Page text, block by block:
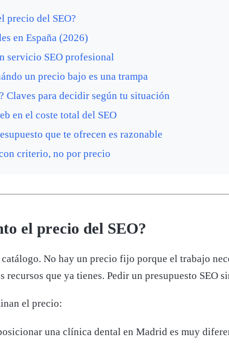
precio del SEO?
en España (2026)
servicio SEO profesional
un precio bajo es una trampa
Claves para decidir según tu situación
en el coste total del SEO
que te ofrecen es razonable
criterio, no por precio
el precio del SEO?
No hay un precio fijo porque el trabajo
que ya tienes. Pedir un presupuesto
el precio:
una clínica dental en Madrid es muy